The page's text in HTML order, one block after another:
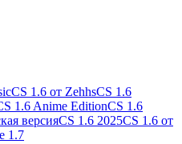
CS 1.6 от ZehhsCS 1.6
1.6 Anime EditionCS 1.6
версияCS 1.6 2025CS 1.6 от
1.7